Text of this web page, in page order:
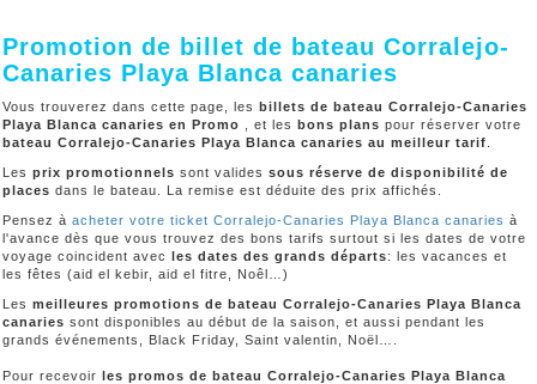
Promotion de billet de bateau Corralejo-
Canaries Playa Blanca canaries
Vous trouverez dans cette page, les billets de bateau Corralejo-Canaries
Playa Blanca canaries en Promo
, et les bons plans pour réserver votre
bateau Corralejo-Canaries Playa Blanca canaries au meilleur tarif
Les prix promotionnels sont valides sous réserve de disponibilité de
places dans le bateau. La remise est déduite des prix affichés.
Pensez à acheter votre ticket Corralejo-Canaries Playa Blanca canaries à
l'avance dès que vous trouvez des bons tarifs surtout si les dates de votre
voyage coincident avec les dates des grands départs: les vacances et
les fêtes (aid el kebir, aid el fitre, Noêl…)
Les meilleures promotions de bateau Corralejo-Canaries Playa Blanca
canaries sont disponibles au début de la saison, et aussi pendant les
grands événements, Black Friday, Saint valentin, Noël….
Pour recevoir les promos de bateau Corralejo-Canaries Playa Blanca